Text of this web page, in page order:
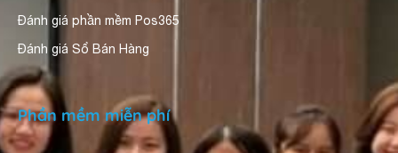
Đánh giá phần mềm Pos365
Đánh giá Sổ Bán Hàng
Phần mềm miễn phí